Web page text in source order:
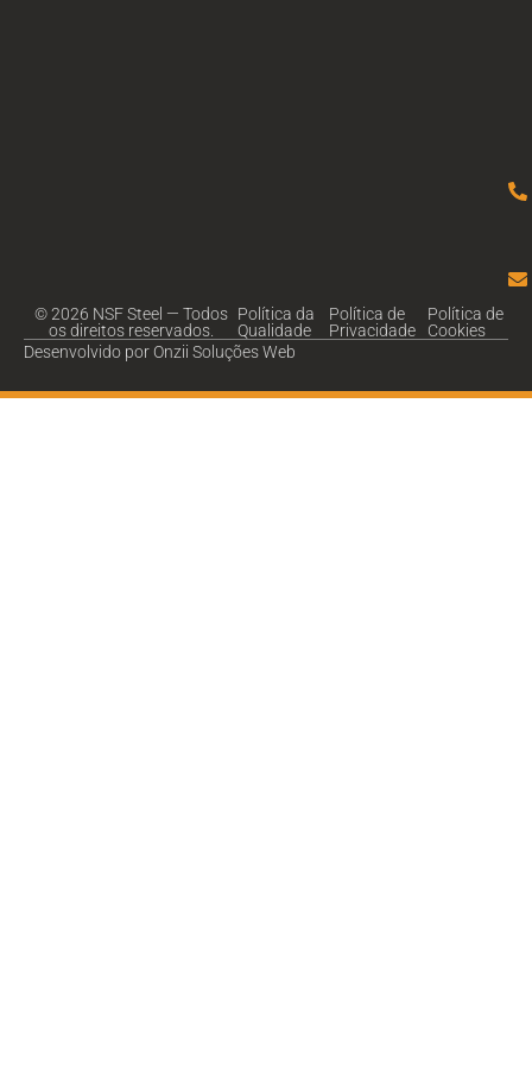
© 2026 NSF Steel — Todos
os direitos reservados.
Política da
Qualidade
Política de
Privacidade
Política de
Cookies
Desenvolvido por Onzii Soluções Web